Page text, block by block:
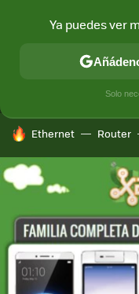
HOY SE HABLA DE
Ethernet Router
Ya puedes ver
Solo